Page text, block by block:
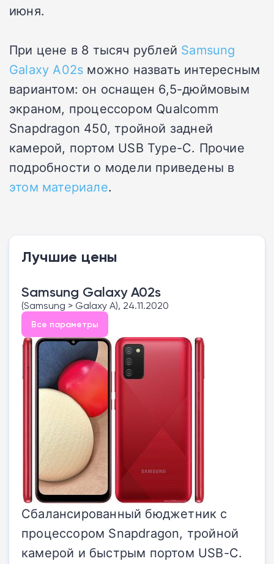
июня.
При цене в 8 тысяч рублей Samsung
Galaxy A02s можно назвать интересным
вариантом: он оснащен 6,5-дюймовым
экраном, процессором Qualcomm
Snapdragon 450, тройной задней
камерой, портом USB Type-C. Прочие
подробности о модели приведены в
этом материале.
Лучшие цены
Samsung Galaxy A02s
(Samsung > Galaxy A), 24.11.2020
Все параметры
Сбалансированный бюджетник с
процессором Snapdragon, тройной
камерой и быстрым портом USB-C.